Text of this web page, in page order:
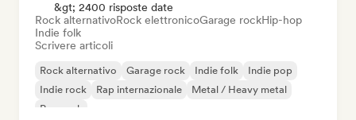
&gt; 2400 risposte date
Rock alternativoRock elettronicoGarage rockHip-hop
Indie folk
Scrivere articoli
Rock alternativo Garage rock Indie folk
Indie pop
Indie rock
Rap internazionale
Metal / Heavy metal
Pop rock